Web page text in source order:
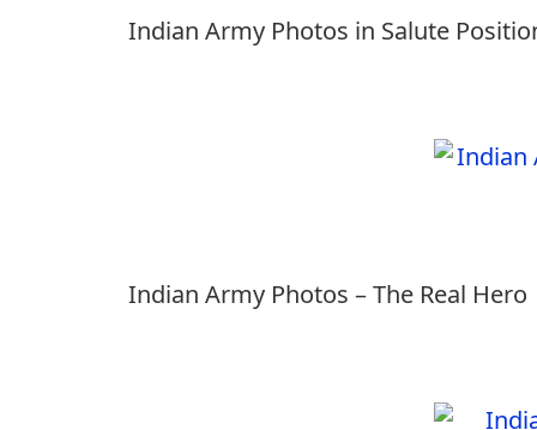
Indian Army Photos in Salute
Indian Army Photos – The Real Hero